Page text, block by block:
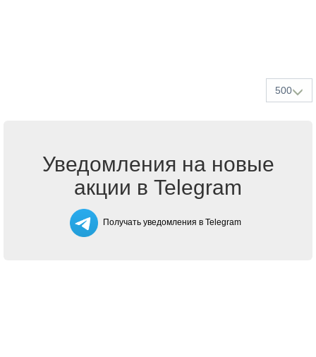
500
Уведомления на новые
акции в Telegram
Получать уведомления в Telegram